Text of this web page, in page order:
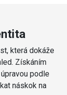
která dokáže
Získáním
podle
náskok na